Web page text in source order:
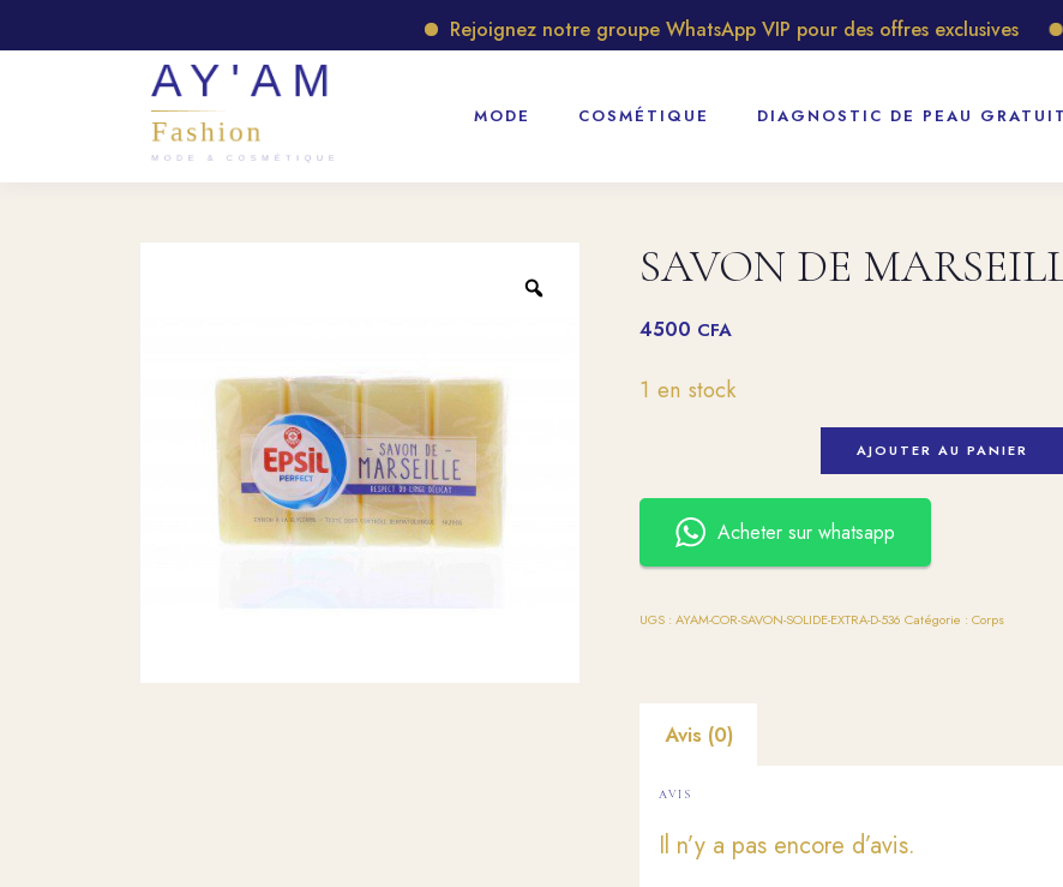
Rejoignez notre groupe WhatsApp VIP pour des offres exclusives
MODE COSMÉTIQUE DIAGNOSTIC DE PEAU GRATUIT
SAVON DE
4500 CFA
1 en stock
AJOUTER AU PANIER
Acheter sur whatsapp
UGS :AYAM-COR-SAVON-SOLIDE-EXTRA-D-536 Catégorie :Corps
Avis (0)
AVIS
Il n’y a pas encore d’avis.